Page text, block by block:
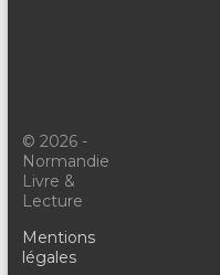
© 2026 -
Normandie
Livre &
Lecture
Mentions
légales